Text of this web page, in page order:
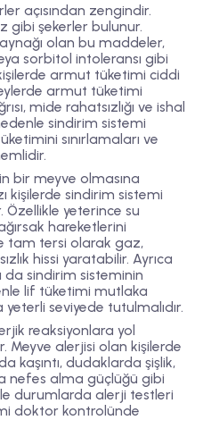
açısından zengindir.
gibi şekerler bulunur.
olan bu maddeler,
sorbitol intoleransı gibi
armut tüketimi ciddi
armut tüketimi
mide rahatsızlığı ve ishal
sindirim sistemi
sınırlamaları ve
bir meyve olmasına
kişilerde sindirim sistemi
yeterince su
hareketlerini
tam tersi olarak gaz,
hissi yaratabilir. Ayrıca
da sindirim sisteminin
lif tüketimi mutlaka
yeterli seviyede tutulmalıdır.
reaksiyonlara yol
Meyve alerjisi olan kişilerde
kaşıntı, dudaklarda şişlik,
nefes alma güçlüğü gibi
durumlarda alerji testleri
doktor kontrolünde